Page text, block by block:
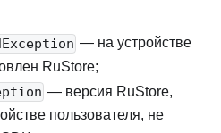
— на устройстве
RuStore;
— версия RuStore,
пользователя, не